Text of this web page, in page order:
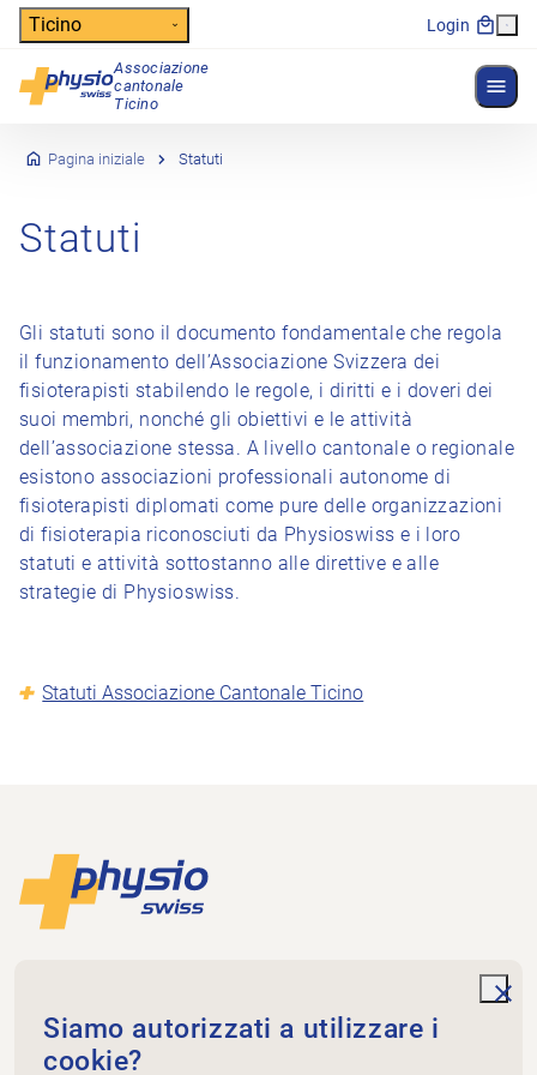
Header
Ticino Login
Associazione
cantonale
Ticino
Navigazione principale
Pagina iniziale Statuti
Statuti
Gli statuti sono il documento fondamentale che regola
il funzionamento dell’Associazione Svizzera dei
fisioterapisti stabilendo le regole, i diritti e i doveri dei
suoi membri, nonché gli obiettivi e le attività
dell’associazione stessa. A livello cantonale o regionale
esistono associazioni professionali autonome di
fisioterapisti diplomati come pure delle organizzazioni
di fisioterapia riconosciuti da Physioswiss e i loro
statuti e attività sottostanno alle direttive e alle
strategie di Physioswiss.
Statuti Associazione Cantonale Ticino
Piè di pagina
6934 Bioggio
+41 91 605 16 34
Siamo autorizzati a utilizzare i
cookie?